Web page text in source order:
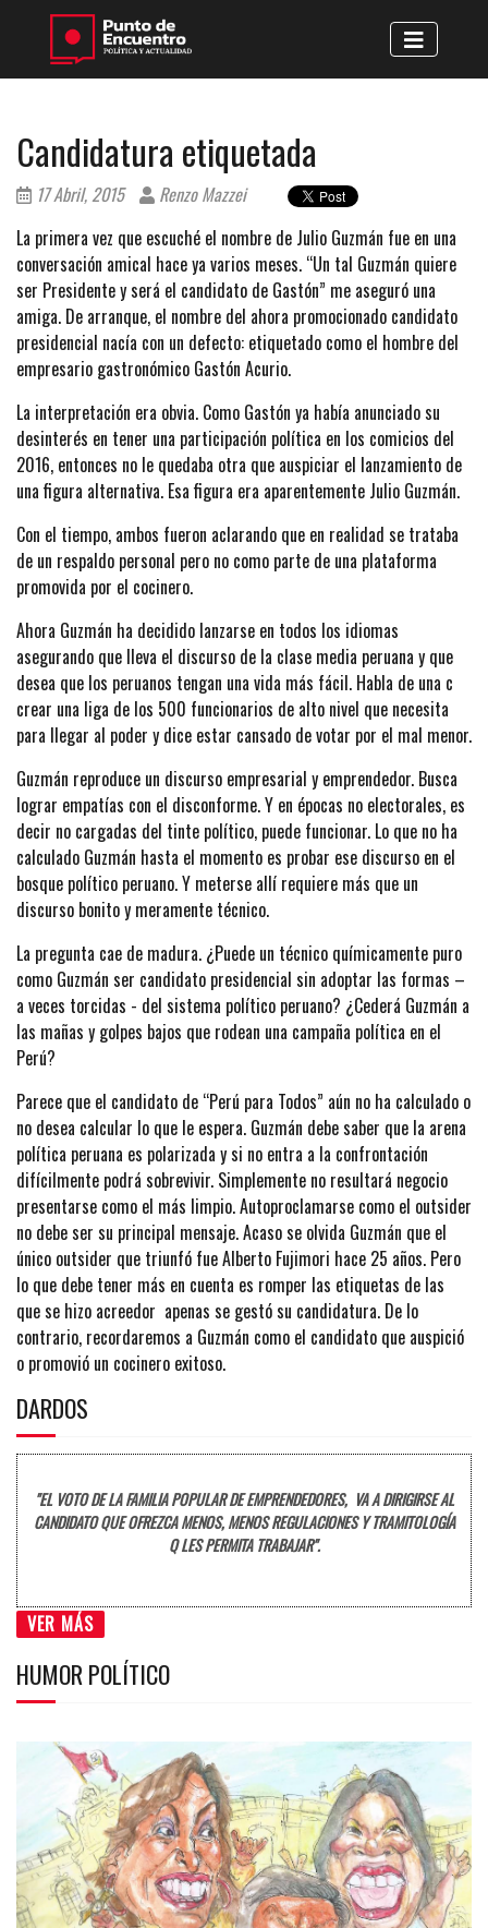
Candidatura etiquetada
17 Abril, 2015
Renzo Mazzei
La primera vez que escuché el nombre de Julio Guzmán fue en una
conversación amical hace ya varios meses. “Un tal Guzmán quiere
ser Presidente y será el candidato de Gastón” me aseguró una
amiga. De arranque, el nombre del ahora promocionado candidato
presidencial nacía con un defecto: etiquetado como el hombre del
empresario gastronómico Gastón Acurio.
La interpretación era obvia. Como Gastón ya había anunciado su
desinterés en tener una participación política en los comicios del
2016, entonces no le quedaba otra que auspiciar el lanzamiento de
una figura alternativa. Esa figura era aparentemente Julio Guzmán.
Con el tiempo, ambos fueron aclarando que en realidad se trataba
de un respaldo personal pero no como parte de una plataforma
promovida por el cocinero.
Ahora Guzmán ha decidido lanzarse en todos los idiomas
asegurando que lleva el discurso de la clase media peruana y que
desea que los peruanos tengan una vida más fácil. Habla de una c
crear una liga de los 500 funcionarios de alto nivel que necesita
para llegar al poder y dice estar cansado de votar por el mal menor.
Guzmán reproduce un discurso empresarial y emprendedor. Busca
lograr empatías con el disconforme. Y en épocas no electorales, es
decir no cargadas del tinte político, puede funcionar. Lo que no ha
calculado Guzmán hasta el momento es probar ese discurso en el
bosque político peruano. Y meterse allí requiere más que un
discurso bonito y meramente técnico.
La pregunta cae de madura. ¿Puede un técnico químicamente puro
como Guzmán ser candidato presidencial sin adoptar las formas –
a veces torcidas - del sistema político peruano? ¿Cederá Guzmán a
las mañas y golpes bajos que rodean una campaña política en el
Perú?
Parece que el candidato de “Perú para Todos” aún no ha calculado o
no desea calcular lo que le espera. Guzmán debe saber que la arena
política peruana es polarizada y si no entra a la confrontación
difícilmente podrá sobrevivir. Simplemente no resultará negocio
presentarse como el más limpio. Autoproclamarse como el outsider
no debe ser su principal mensaje. Acaso se olvida Guzmán que el
único outsider que triunfó fue Alberto Fujimori hace 25 años. Pero
lo que debe tener más en cuenta es romper las etiquetas de las
que se hizo acreedor apenas se gestó su candidatura. De lo
contrario, recordaremos a Guzmán como el candidato que auspició
o promovió un cocinero exitoso.
DARDOS
"EL VOTO DE LA FAMILIA POPULAR DE EMPRENDEDORES, VA A DIRIGIRSE AL
CANDIDATO QUE OFREZCA MENOS, MENOS REGULACIONES Y TRAMITOLOGÍA
Q LES PERMITA TRABAJAR".
VER MÁS
HUMOR POLÍTICO